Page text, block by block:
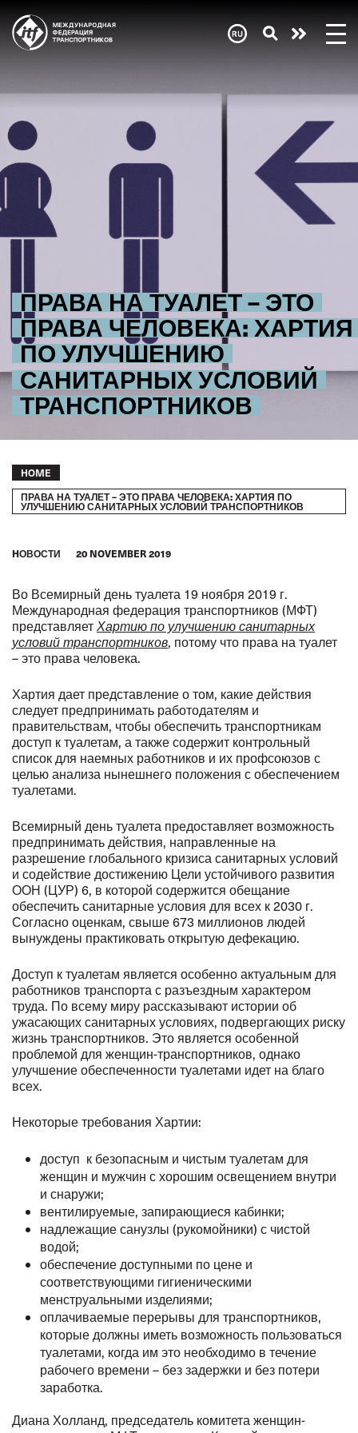
main
content
ПРАВА НА ТУАЛЕТ – ЭТО
ПРАВА ЧЕЛОВЕКА: ХАРТИЯ
ПО УЛУЧШЕНИЮ
САНИТАРНЫХ УСЛОВИЙ
ТРАНСПОРТНИКОВ
Need
help
now?
Breadcrumb
HOME
ПРАВА НА ТУАЛЕТ – ЭТО ПРАВА ЧЕЛОВЕКА: ХАРТИЯ ПО
УЛУЧШЕНИЮ САНИТАРНЫХ УСЛОВИЙ ТРАНСПОРТНИКОВ
HОВОСТИ 20 NOVEMBER 2019
Во Всемирный день туалета 19 ноября 2019 г.
Международная федерация транспортников (МФТ)
представляетХартию по улучшению санитарных
условий транспортников, потому что права на туалет
– это права человека.
Хартия дает представление о том, какие действия
следует предпринимать работодателям и
правительствам, чтобы обеспечить транспортникам
доступ к туалетам, а также содержит контрольный
список для наемных работников и их профсоюзов с
целью анализа нынешнего положения с обеспечением
туалетами.
Всемирный день туалета предоставляет возможность
предпринимать действия, направленные на
разрешение глобального кризиса санитарных условий
и содействие достижению Цели устойчивого развития
ООН (ЦУР) 6, в которой содержится обещание
обеспечить санитарные условия для всех к 2030 г.
Согласно оценкам, свыше 673 миллионов людей
вынуждены практиковать открытую дефекацию.
Доступ к туалетам является особенно актуальным для
работников транспорта с разъездным характером
труда. По всему миру рассказывают истории об
ужасающих санитарных условиях, подвергающих риску
жизнь транспортников. Это является особенной
проблемой для женщин-транспортников, однако
улучшение обеспеченности туалетами идет на благо
всех.
Некоторые требования Хартии:
доступ к безопасным и чистым туалетам для
женщин и мужчин с хорошим освещением внутри
и снаружи;
вентилируемые, запирающиеся кабинки;
надлежащие санузлы (рукомойники) с чистой
водой;
обеспечение доступными по цене и
соответствующими гигиеническими
менструальными изделиями;
оплачиваемые перерывы для транспортников,
которые должны иметь возможность пользоваться
туалетами, когда им это необходимо в течение
рабочего времени – без задержки и без потери
заработка.
Диана Холланд, председатель комитета женщин-